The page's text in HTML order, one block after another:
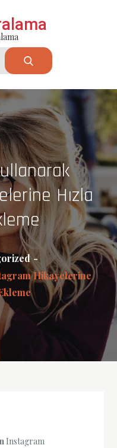
Hızla
Hikayelerine
Instagram